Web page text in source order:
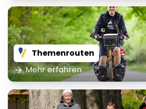
Themenrouten
Mehr erfahren